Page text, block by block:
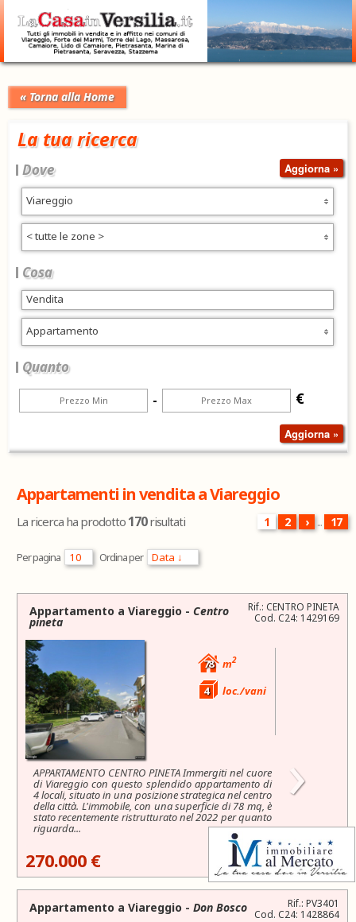
« Torna alla Home
La tua ricerca
Dove
Viareggio
< tutte le zone >
Cosa
Appartamento
Quanto
- €
Appartamenti in vendita a Viareggio
La ricerca ha prodotto 170risultati 1 2 › ... 17
Per pagina Ordina per
Rif.: CENTRO PINETA
Cod. C24: 1429169
Appartamento a Viareggio - Centro
pineta
78 m2
4 loc./vani
APPARTAMENTO CENTRO PINETA Immergiti nel cuore
di Viareggio con questo splendido appartamento di
4 locali, situato in una posizione strategica nel centro
della città. L'immobile, con una superficie di 78 mq, è
stato recentemente ristrutturato nel 2022 per quanto
riguarda...
›
270.000 €
Rif.: PV3401
Cod. C24: 1428864
Appartamento a Viareggio - Don Bosco